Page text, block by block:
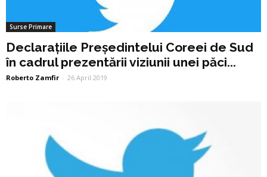
Surse Primare
Declarațiile Președintelui Coreei de Sud
în cadrul prezentării viziunii unei păci...
Roberto Zamfir - 26 April 2019